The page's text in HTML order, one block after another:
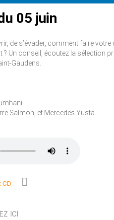
05 juin
de s’évader, comment faire
Un conseil, écoutez la sélection
Gaudens.
Salmon, et Mercedes Yusta.
CD
ICI